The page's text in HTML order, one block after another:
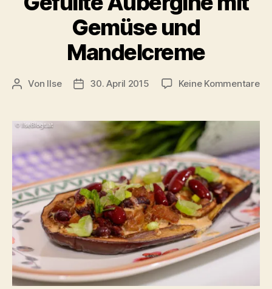
Gemüse und
Mandelcreme
Beitragsautor
Von Ilse Beitragsdatum
30. April 2015 Keine Kommentarezu